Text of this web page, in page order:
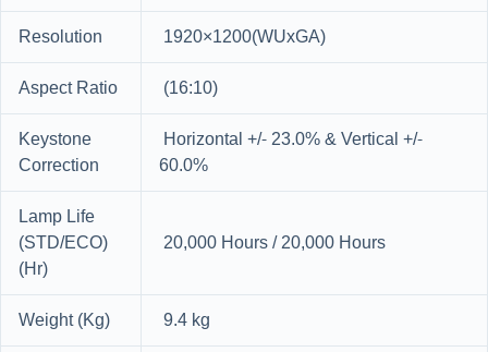
Resolution
1920×1200(WUxGA)
Aspect Ratio
(16:10)
Keystone
Correction
Horizontal +/- 23.0% & Vertical +/-
60.0%
Lamp Life
(STD/ECO)
(Hr)
20,000 Hours / 20,000 Hours
Weight (Kg) 9.4 kg